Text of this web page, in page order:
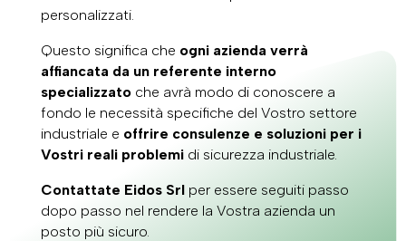
personalizzati.
Questo significa che ogni azienda verrà
affiancata da un referente interno
specializzatoche avrà modo di conoscere a
fondo le necessità specifiche del Vostro settore
industriale e offrire consulenze e soluzioni per i
Vostri reali problemi di sicurezza industriale.
Contattate Eidos Srlper essere seguiti passo
dopo passo nel rendere la Vostra azienda un
posto più sicuro.